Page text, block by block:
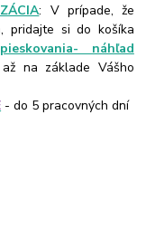
: V prípade, že
pridajte si do košíka
náhľad
na základe Vášho
- do 5 pracovných dní